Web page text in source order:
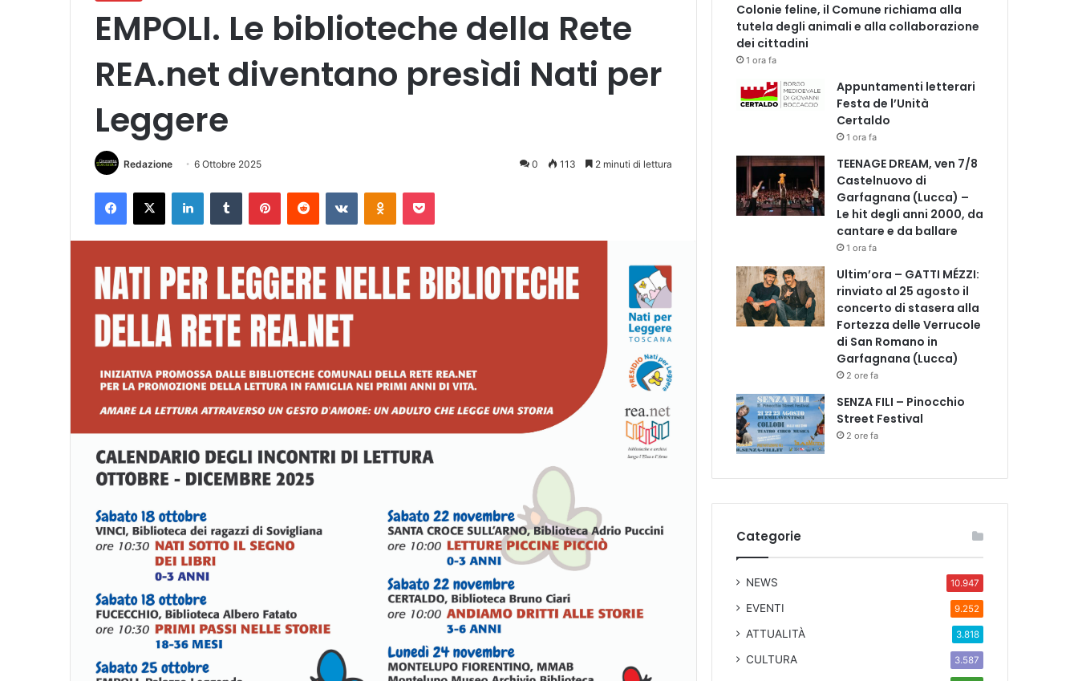
EMPOLI. Le biblioteche della Rete
REA.net diventano presìdi Nati per
Leggere
Redazione 6 Ottobre 2025 0 113 2 minuti di lettura
Colonie feline, il Comune richiama alla
tutela degli animali e alla collaborazione
dei cittadini
1 ora fa
Appuntamenti letterari
Festa de l’Unità
Certaldo
1 ora fa
TEENAGE DREAM, ven 7/8
Castelnuovo di
Garfagnana (Lucca) –
Le hit degli anni 2000, da
cantare e da ballare
1 ora fa
Ultim’ora – GATTI MÉZZI:
rinviato al 25 agosto il
concerto di stasera alla
Fortezza delle Verrucole
di San Romano in
Garfagnana (Lucca)
2 ore fa
SENZA FILI – Pinocchio
Street Festival
2 ore fa
Categorie
NEWS 10.947
EVENTI 9.252
ATTUALITÀ 3.818
CULTURA 3.587